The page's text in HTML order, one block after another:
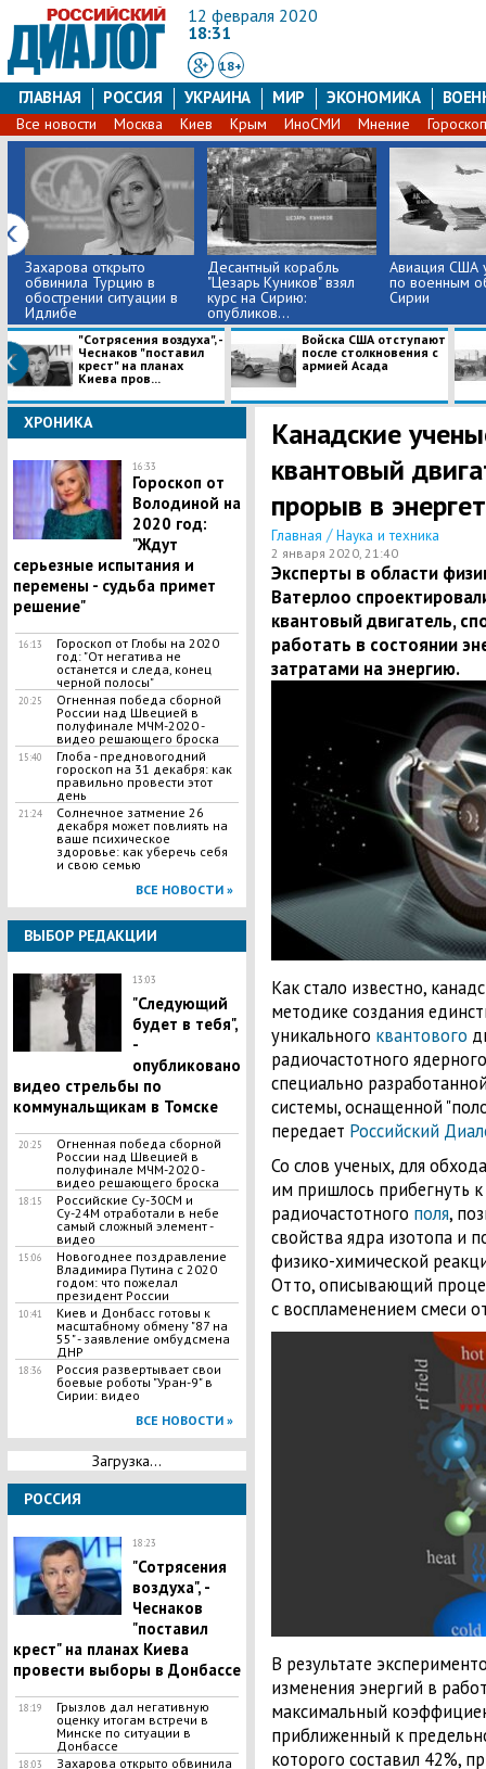
12 февраля 2020
18:31
18+
ГЛАВНАЯ РОССИЯ УКРАИНА МИР ЭКОНОМИКА
Все новости Москва Киев Крым ИноСМИ Мнение
Захарова открыто
обвинила Турцию в
обострении ситуации в
Идлибе
​Десантный корабль
"Цезарь Куников" взял
курс на Сирию:
опубликов...
Авиация США
по военным
Сирии
"Сотрясения воздуха", -
Чеснаков "поставил
крест" на планах
Киева пров...
Войска США отступают
после столкновения с
армией Асада
ХРОНИКА
16:33
Гороскоп от
Володиной на
2020 год:
"Ждут
серьезные испытания и
перемены - судьба примет
решение"
16:13
Гороскоп от Глобы на 2020
год: "От негатива не
останется и следа, конец
черной полосы"
20:25
Огненная победа сборной
России над Швецией в
полуфинале МЧМ-2020 -
видео решающего броска
15:40
Глоба - предновогодний
гороскоп на 31 декабря: как
правильно провести этот
день
21:24
Солнечное затмение 26
декабря может повлиять на
ваше психическое
здоровье: как уберечь себя
и свою семью
ВСЕ НОВОСТИ »
ВЫБОР РЕДАКЦИИ
13:03
"Следующий
будет в тебя",
-
опубликовано
видео стрельбы по
коммунальщикам в Томске
20:25
Огненная победа сборной
России над Швецией в
полуфинале МЧМ-2020 -
видео решающего броска
18:15
Российские Су-30СМ и
Су-24М отработали в небе
самый сложный элемент -
видео
15:06
Новогоднее поздравление
Владимира Путина с 2020
годом: что пожелал
президент России
10:41
Киев и Донбасс готовы к
масштабному обмену "87 на
55" - заявление омбудсмена
ДНР
18:36
Россия развертывает свои
боевые роботы "Уран-9" в
Сирии: видео
ВСЕ НОВОСТИ »
Загрузка...
РОССИЯ
18:23
"Сотрясения
воздуха", -
Чеснаков
"поставил
крест" на планах Киева
провести выборы в Донбассе
18:19
​Грызлов дал негативную
оценку итогам встречи в
Минске по ситуации в
Донбассе
18:03
Захарова открыто обвинила
Канадские
квантовый
прорыв в
Главная / Наука и техника
2 января 2020, 21:40
Эксперты в области
Ватерлоо
квантовый двигатель,
работать в состоянии
затратами на энергию.
Как стало известно,
методике создания
уникального квантового
радиочастотного
специально
системы, оснащенной
передает Российский
Со слов ученых, для
им пришлось прибегнуть
радиочастотного поля,
свойства ядра изотопа и
физико-химической
Отто, описывающий
с воспламенением смеси
В результате
изменения энергий в
максимальный
приближенный к
которого составил 42%,